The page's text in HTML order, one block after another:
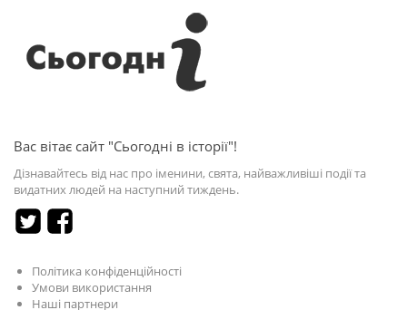
Вас вітає сайт "Сьогодні в історії"!
Дізнавайтесь від нас про іменини, свята, найважливіші події та
видатних людей на наступний тиждень.
Політика конфіденційності
Умови використання
Наші партнери